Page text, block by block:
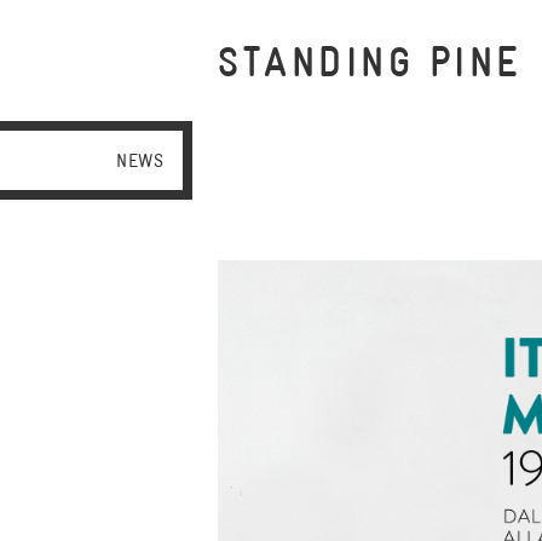
STANDING PINE
NEWS